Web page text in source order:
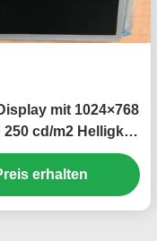
mit 1024×768
cd/m2 Helligkeit
Panel
erhalten